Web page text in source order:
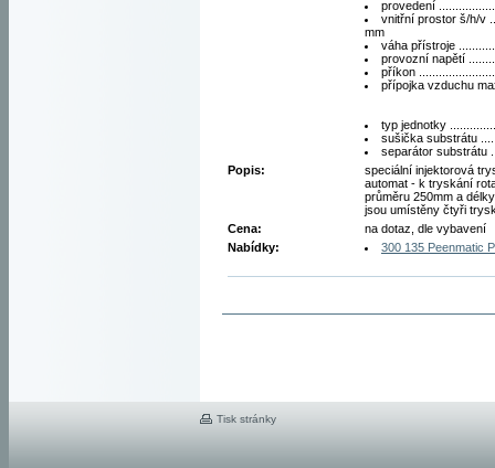
provedení
vnitřní prostor š/h/v
mm
váha přístroje
provozní napětí
příkon
přípojka vzduchu
typ jednotky
sušička substrátu
separátor substrátu
Popis:
speciální injektorová
automat - k tryskání
průměru 250mm a
jsou umístěny čtyři
Cena:
na dotaz, dle vybavení
Nabídky:
300 135 Peenmatic
Tisk stránky